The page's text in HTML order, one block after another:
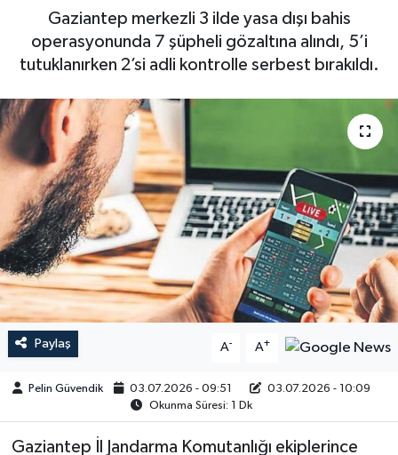
Gaziantep merkezli 3 ilde yasa dışı bahis
operasyonunda 7 şüpheli gözaltına alındı, 5’i
tutuklanırken 2’si adli kontrolle serbest bırakıldı.
Paylaş A- A+
Pelin Güvendik 03.07.2026 - 09:51
03.07.2026 - 10:09
Okunma Süresi: 1 Dk
Gaziantep İl Jandarma Komutanlığı ekiplerince